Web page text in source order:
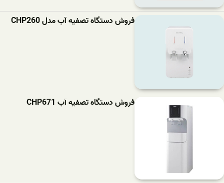
فروش دستگاه تصفیه آب مدل CHP260
فروش دستگاه تصفیه آب CHP671